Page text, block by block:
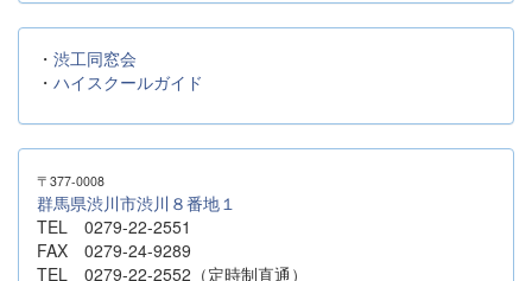
・ 渋工同窓会
・ ハイスクールガイド
〒377-0008
群馬県渋川市渋川８番地１
TEL 0279-22-2551
FAX 0279-24-9289
TEL 0279-22-2552（定時制直通）